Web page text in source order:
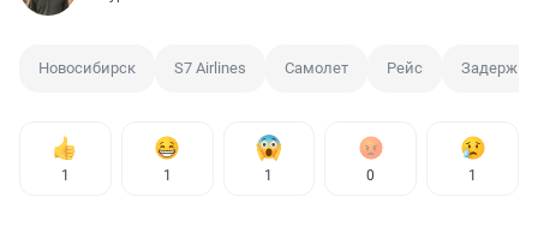
Новосибирск S7 Airlines Самолет Рейс Задержка
1 1 1 0 1